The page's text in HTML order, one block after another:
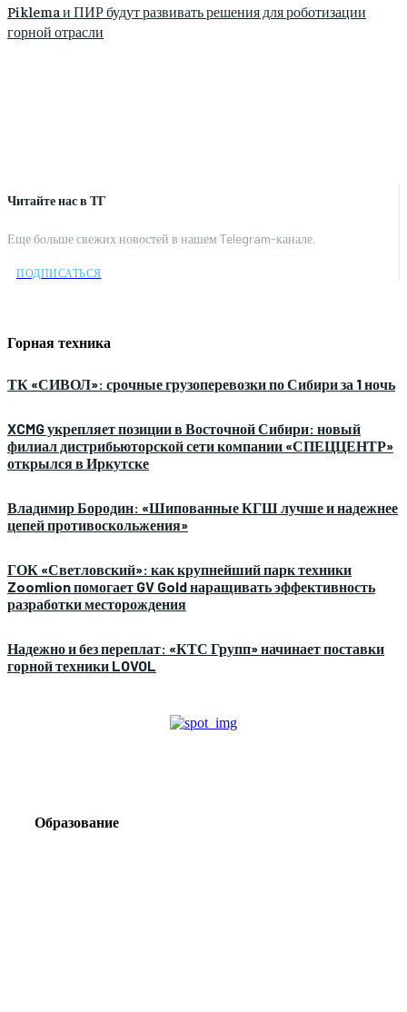
Читайте нас в ТГ
Еще больше свежих новостей в нашем Telegram-канале.
ПОДПИСАТЬСЯ
Горная техника
ТК «СИВОЛ»: срочные грузоперевозки по Сибири за 1 ночь
XCMG укрепляет позиции в Восточной Сибири: новый
филиал дистрибьюторской сети компании «СПЕЦЦЕНТР»
открылся в Иркутске
Владимир Бородин: «Шипованные КГШ лучше и надежнее
цепей противоскольжения»
ГОК «Светловский»: как крупнейший парк техники
Zoomlion помогает GV Gold наращивать эффективность
разработки месторождения
Надежно и без переплат: «КТС Групп» начинает поставки
горной техники LOVOL
Образование
Piklema и ПИР будут развивать решения для роботизации
горной отрасли